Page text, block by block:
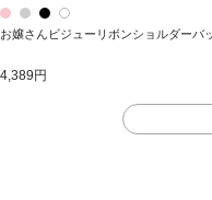
お嬢さんビジューリボンショルダーバ
4,389円